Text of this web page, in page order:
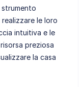
strumento
le loro
intuitiva e le
preziosa
la casa